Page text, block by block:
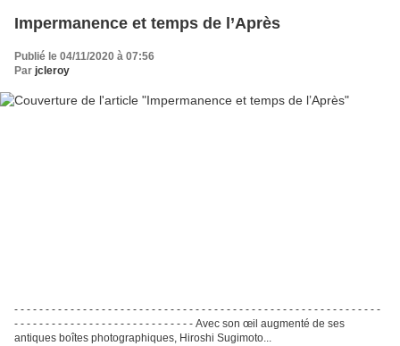
Impermanence et temps de l’Après
Publié le 04/11/2020 à 07:56
Par jcleroy
- - - - - - - - - - - - - - - - - - - - - - - - - - - - - - - - - - - - - - - - - - - - - - - - - - - - - - - - - - -
- - - - - - - - - - - - - - - - - - - - - - - - - - - - - Avec son œil augmenté de ses
antiques boîtes photographiques, Hiroshi Sugimoto...